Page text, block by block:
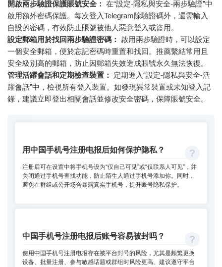
開啟兩步驗證保護賬號安全： 在“設定-隱私與安全-兩步驗證”中
啟用額外密碼保護。每次登入Telegram除驗證碼外，還需輸入
自設的密碼，有效防止賬號被他人惡意登入或盜用。
設定郵箱用於找回兩步驗證密碼：
啟用兩步驗證時，可以設定
一個安全郵箱，便於忘記密碼時重置和找回。推薦繫結常用且
安全級別高的郵箱，防止因郵箱失效造成賬號永久無法恢復。
管理活躍會話和定期檢查裝置：
定期進入“設定-隱私與安全-活
躍會話”中，檢視所有登入裝置。如發現異常裝置或未知登入記
錄，建議立即登出相關會話並修改安全密碼，保障賬號安全。
用中国手机号注册电报后如何保护隐私？
注册后可在设置中将手机号设为“仅自己可见”或“仅联系人可见”，并
关闭通过手机号查找功能，防止陌生人通过手机号添加你。同时，
避免在群组或公开场合暴露真实手机号，提升账号隐私保护。
中国手机号注册电报后账号容易被封吗？
使用中国手机号注册电报存在被平台封号的风险，尤其是频繁更换
设备、批量注册、参与敏感话题或群组时风险更高。建议遵守平台